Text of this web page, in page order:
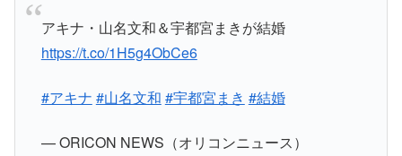
アキナ・山名文和＆宇都宮まきが結婚
https://t.co/1H5g4ObCe6
#アキナ #山名文和 #宇都宮まき #結婚
— ORICON NEWS（オリコンニュース）